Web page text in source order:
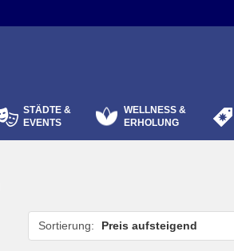
STÄDTE &
EVENTS
WELLNESS &
ERHOLUNG
Sortierung: Preis aufsteigend